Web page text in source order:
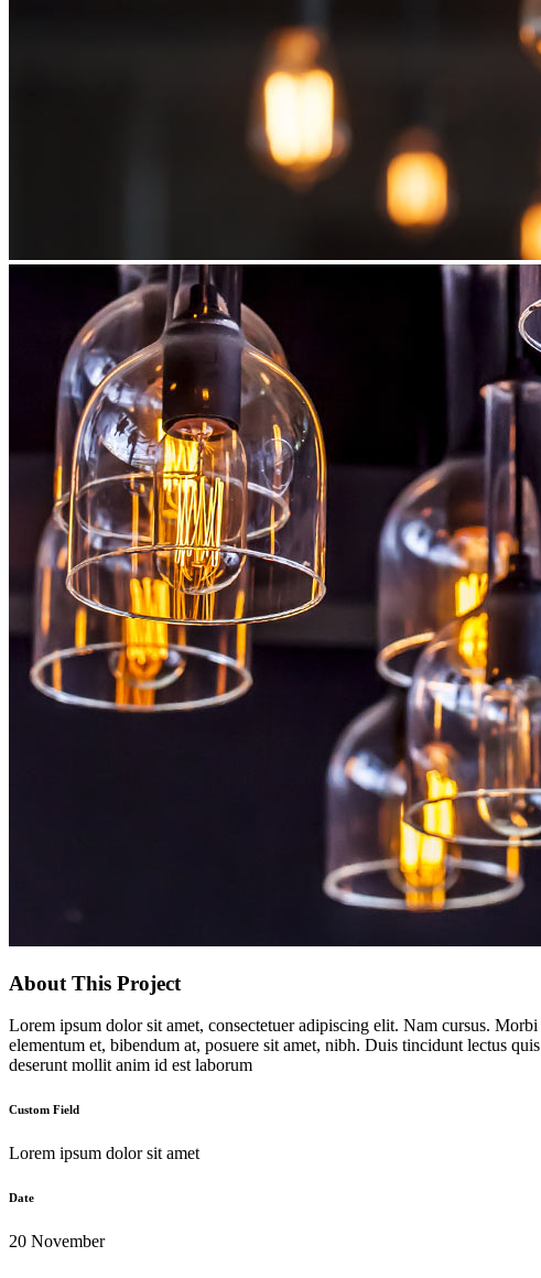
About This Project
Lorem ipsum dolor sit amet, consectetuer adipiscing elit. Nam cursus.
elementum et, bibendum at, posuere sit amet, nibh. Duis tincidunt lectus
deserunt mollit anim id est laborum
Custom Field
Lorem ipsum dolor sit amet
Date
20 November